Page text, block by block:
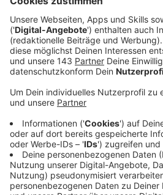
Veröffentlicht:Montag, 03.05.2021
Anzeige
er kennengelernt, als er das
wieder, nach Deutschland zu
JJ Julius Son im Interview
die isländische Band. Vor vier
"Way Down We Go" in mehreren
erreicht - unter anderem in